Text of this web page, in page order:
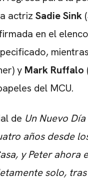
actriz Sadie Sink (
en el
y Mark Ruffalo
del MCU.
de Un Nuevo Día
años desde
y Peter ahora
solo,